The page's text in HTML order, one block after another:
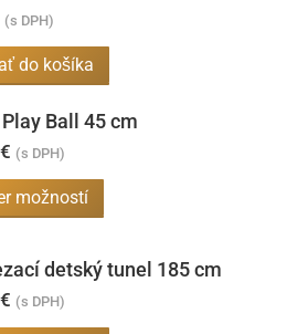
Možnosti
si
(s DPH)
do košíka
Ball 45 cm
€ (s DPH)
možností
produkt
detský tunel 185 cm
€ (s DPH)